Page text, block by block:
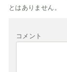
とはありません。
コメント